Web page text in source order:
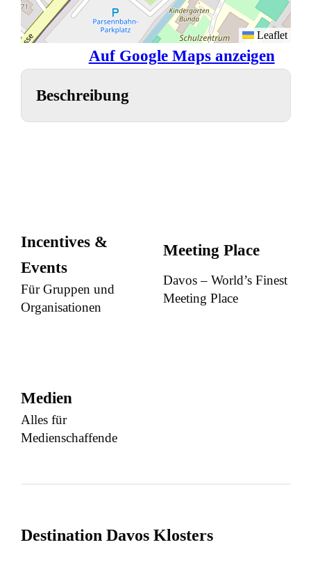
Leaflet
Auf Google Maps anzeigen
Beschreibung
Incentives &
Events
Für Gruppen und
Organisationen
Meeting Place
Davos – World’s Finest
Meeting Place
Medien
Alles für
Medienschaffende
Destination Davos Klosters